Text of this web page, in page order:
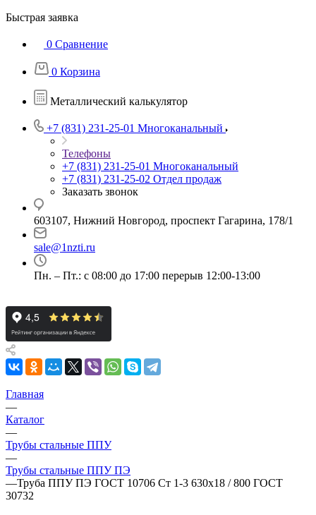
Быстрая заявка
0 Сравнение
0 Корзина
Металлический калькулятор
+7 (831) 231-25-01 Многоканальный
Телефоны
+7 (831) 231-25-01 Многоканальный
+7 (831) 231-25-02 Отдел продаж
Заказать звонок
603107, Нижний Новгород, проспект Гагарина, 178/1
sale@1nzti.ru
Пн. – Пт.: с 08:00 до 17:00 перерыв 12:00-13:00
Главная
—
Каталог
—
Трубы стальные ППУ
—
Трубы стальные ППУ ПЭ
—Труба ППУ ПЭ ГОСТ 10706 Ст 1-3 630x18 / 800 ГОСТ
30732